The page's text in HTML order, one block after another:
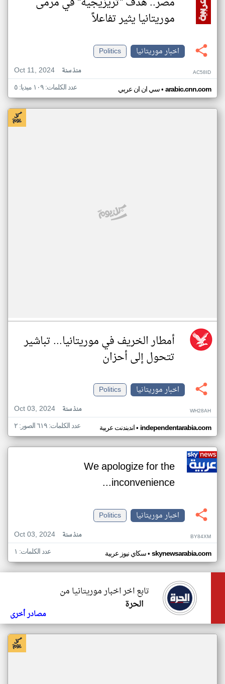
موريتانيا يثير تفاعلاً
اخبار موريتانيا
Politics
Oct 11, 2024
منذ سنة AC58ID
سي ان ان عربي• arabic.cnn.com عدد الكلمات: ١٠٩ ميديا: ٥
أمطار الخريف في موريتانيا... تباشير
تتحول إلى أحزان
اخبار موريتانيا
Politics
Oct 03, 2024
منذ سنة WH28AH
اندبندنت عربية• independentarabia.com عدد الكلمات: ٦١٩ الصور: ٢
We apologize for the
inconvenience...
اخبار موريتانيا
Politics
Oct 03, 2024
منذ سنة BY84XM
سكاي نيوز عربية• skynewsarabia.com عدد الكلمات: ١
تابع اخر اخبار موريتانيا من
الحرة
مصادر أخرى